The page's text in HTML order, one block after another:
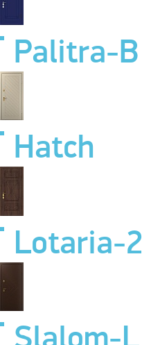
Palitra-B
Hatch
Lotaria-2